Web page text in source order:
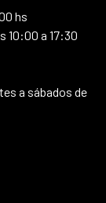
hs
10:00 a 17:30
a sábados de